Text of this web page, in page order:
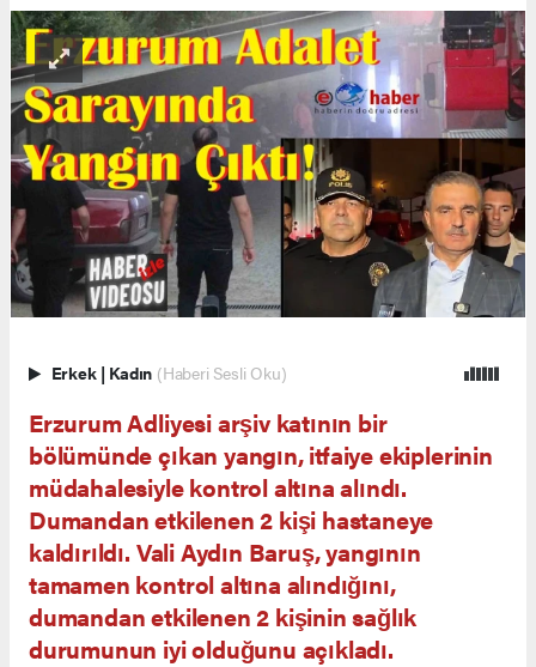
Erkek | Kadın (Haberi Sesli Oku)
Erzurum Adliyesi arşiv katının bir
bölümünde çıkan yangın, itfaiye ekiplerinin
müdahalesiyle kontrol altına alındı.
Dumandan etkilenen 2 kişi hastaneye
kaldırıldı. Vali Aydın Baruş, yangının
tamamen kontrol altına alındığını,
dumandan etkilenen 2 kişinin sağlık
durumunun iyi olduğunu açıkladı.